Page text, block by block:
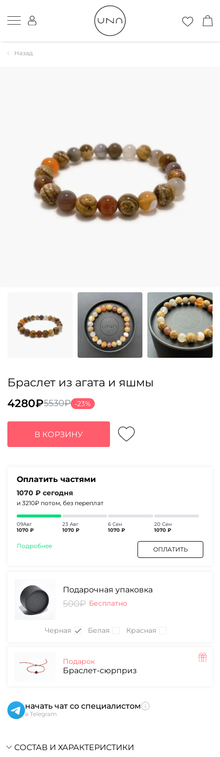
Назад
Браслет из агата и яшмы
5530₽
Первоначальная
цена
составляла
5530₽.
4280₽
Текущая
цена:
4280₽.
-23%
В КОРЗИНУ
Оплатить частями
1070 ₽ сегодня
и 3210₽ потом, без переплат
09Авг
1070 ₽
23 Авг
1070 ₽
6 Сен
1070 ₽
20 Сен
1070 ₽
Подробнее ОПЛАТИТЬ
Подарочная упаковка
500₽ Бесплатно
Черная Белая Красная
Подарок
Браслет-сюрприз
начать чат со специалистом
в Telegram
СОСТАВ И ХАРАКТЕРИСТИКИ